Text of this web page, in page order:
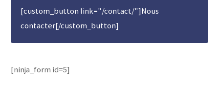
[custom_button link="/contact/"]Nous
contacter[/custom_button]
[ninja_form id=5]